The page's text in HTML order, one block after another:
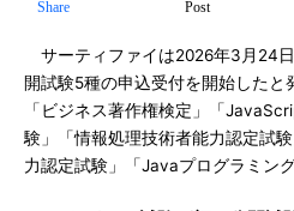
Share Post
サーティファイは2026年3月24
開試験5種の申込受付を開始したと
「ビジネス著作権検定」「
験」「情報処理技術者能力認定試
力認定試験」「Javaプログラミン